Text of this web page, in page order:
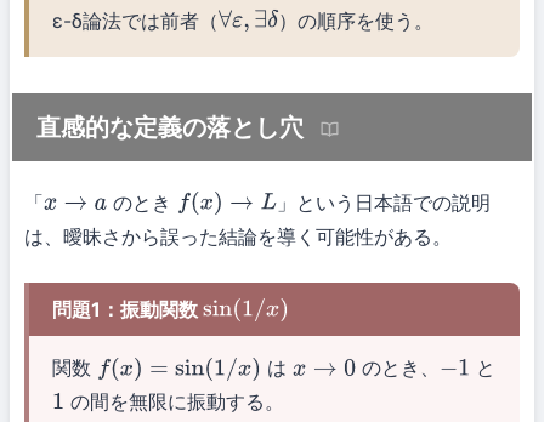
ε-δ論法では前者（∀ε,∃δ ）の順序を使う。
直感的な定義の落とし穴
「x→a のとき f(x)→ L
」という日本語での説明
は、曖昧さから誤った結論を導く可能性がある。
問題1：振動関数sin(1/x)
関数 f(x)= sin (1/x) は x→0 のとき、 −1
と
1 の間を無限に振動する。